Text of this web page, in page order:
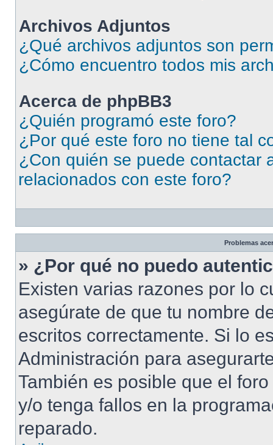
Archivos Adjuntos
¿Qué archivos adjuntos son
¿Cómo encuentro todos mis
Acerca de phpBB3
¿Quién programó este foro?
¿Por qué este foro no tiene tal
¿Con quién se puede contactar
relacionados con este foro?
Problemas
» ¿Por qué no puedo
Existen varias razones por lo
asegúrate de que tu nombre
escritos correctamente. Si lo
Administración para
También es posible que el
y/o tenga fallos en la
reparado.